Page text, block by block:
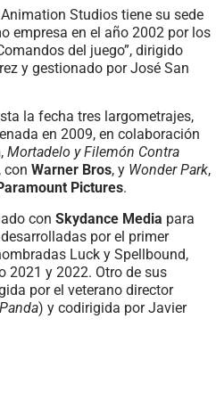
Studios tiene su sede
empresa en el año 2002 por los
del juego”, dirigido
y gestionado por José San
la fecha tres largometrajes,
en 2009, en colaboración
, Mortadelo y Filemón Contra
con Warner Bros, y Wonder Park,
Pictures.
con Skydance Media para
por el primer
Luck y Spellbound,
2021 y 2022. Otro de sus
por el veterano director
) y codirigida por Javier